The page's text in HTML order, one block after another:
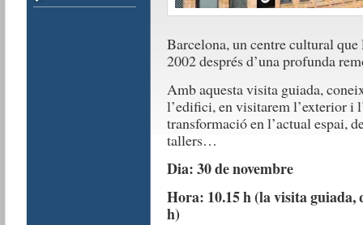
Barcelona, un centre cultural
2002 després d’una profunda
Amb aquesta visita guiada,
l’edifici, en visitarem l’exterior i
transformació en l’actual espai,
tallers…
Dia: 30 de novembre
Hora: 10.15 h (la visita guiada,
h)